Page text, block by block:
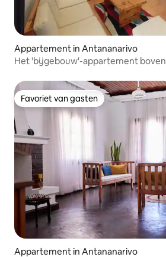
Appartement in Antananarivo
Het 'bijgebouw'-appartement boven
Favoriet van gasten
Favoriet van gasten
Appartement in Antananarivo